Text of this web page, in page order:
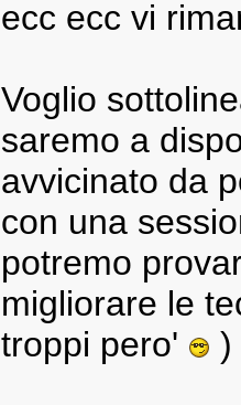
ecc ecc vi
Voglio
saremo a
avvicinato da
con una
potremo
migliorare le
troppi pero'
)